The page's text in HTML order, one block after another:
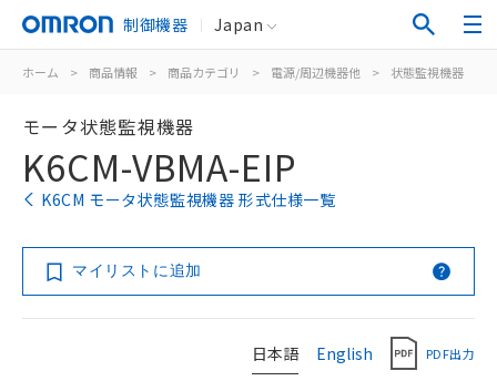
制御機器 Japan
ホーム > 商品情報 > 商品カテゴリ > 電源/周辺機器他 > 状態監視機器
モータ状態監視機器
K6CM-VBMA-EIP
K6CM モータ状態監視機器 形式仕様一覧
マイリストに追加
日本語 English PDF出力